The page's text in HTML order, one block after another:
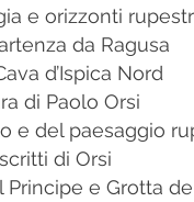
e orizzonti
da Ragusa
d’Ispica Nord
di Paolo Orsi
e del paesaggio
di Orsi
Principe e Grotta